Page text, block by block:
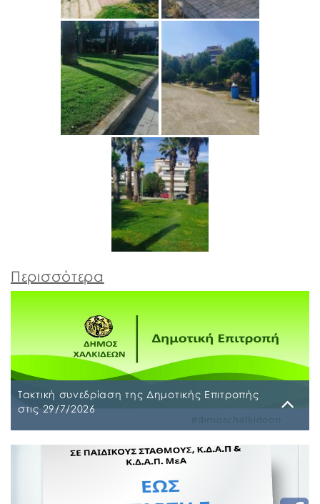
Περισσότερα
Τακτική συνεδρίαση της Δημοτικής Επιτροπής
στις 29/7/2026
Τακτική συνεδρίαση της Δημοτικής Επιτροπής θα
διεξαχθεί στο Δημοτικό Κατάστημα επί των οδών
Ληλαντίων και Μεγασθένους 34, την Τετάρτη 29